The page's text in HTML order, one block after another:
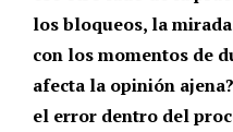
los bloqueos, la
con los momentos de
afecta la opinión
el error dentro del